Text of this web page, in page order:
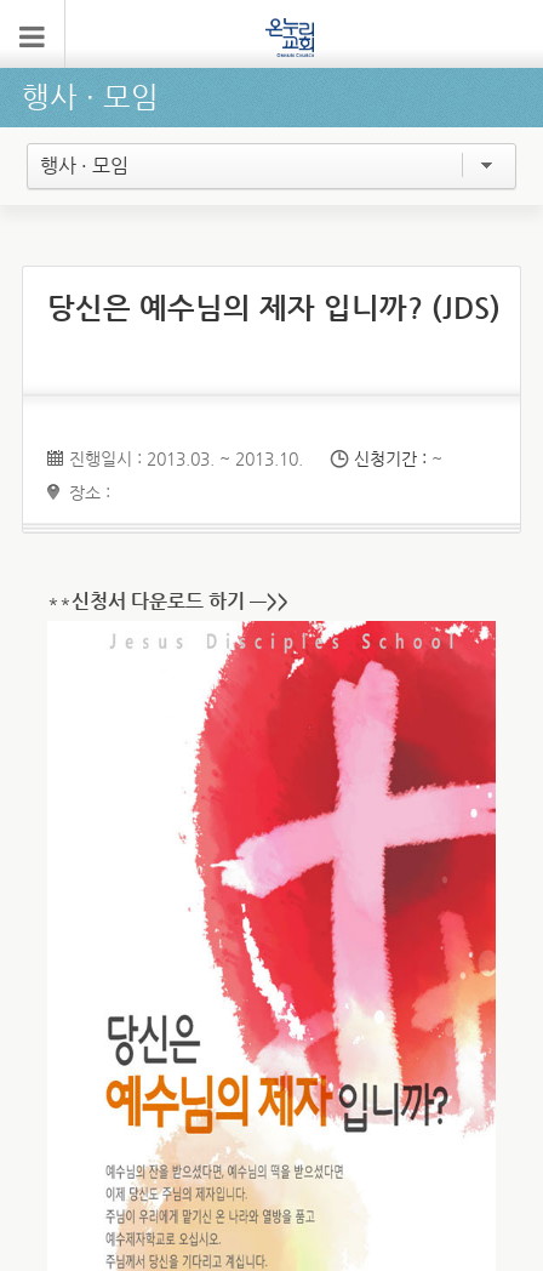
행사 ∙ 모임
행사 · 모임
당신은 예수님의 제자 입니까? (JDS)
진행일시 : 2013.03. ~ 2013.10. 신청기간 : ~
장소 :
**신청서 다운로드 하기 —>>